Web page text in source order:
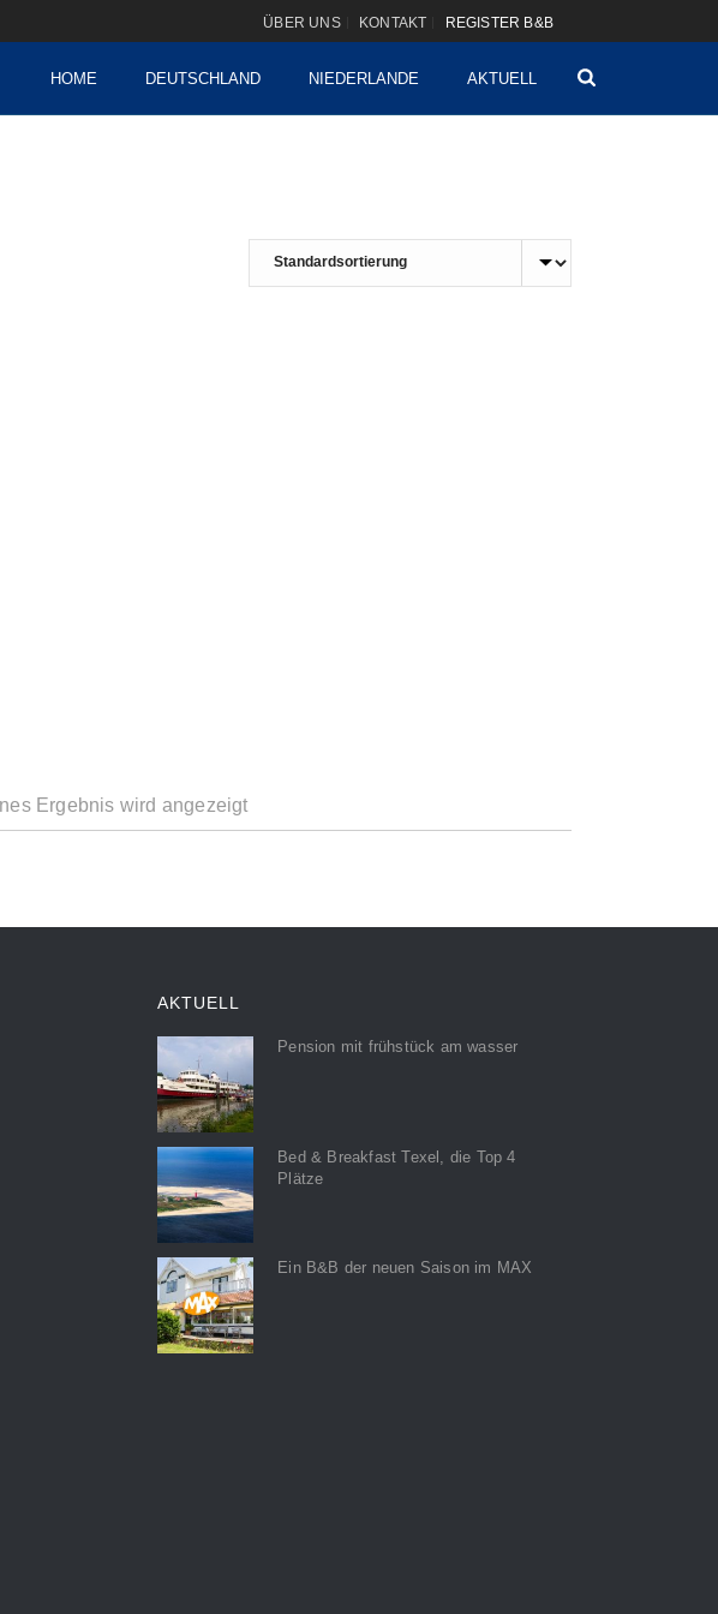
ÜBER UNS KONTAKT REGISTER B&B
HOME DEUTSCHLAND NIEDERLANDE AKTUELL
Ergebnis wird angezeigt
AKTUELL
Pension mit frühstück am wasser
Bed & Breakfast Texel, die Top 4
Plätze
Ein B&B der neuen Saison im MAX